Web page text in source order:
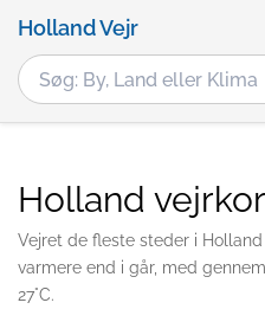
Holland Vejr
Holland
Vejret de fleste steder i
varmere end i går, med
27°C.